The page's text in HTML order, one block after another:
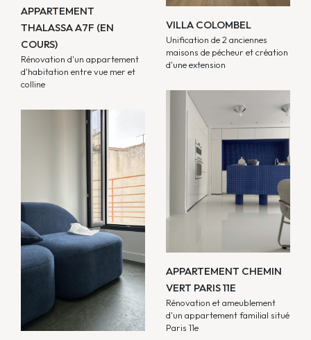
APPARTEMENT
THALASSA A7F (EN
COURS)
Rénovation d'un appartement
d'habitation entre vue mer et
colline
VILLA COLOMBEL
Unification de 2 anciennes
maisons de pécheur et création
d'une extension
APPARTEMENT CHEMIN
VERT PARIS 11E
Rénovation et ameublement
d'un appartement familial situé
Paris 11e